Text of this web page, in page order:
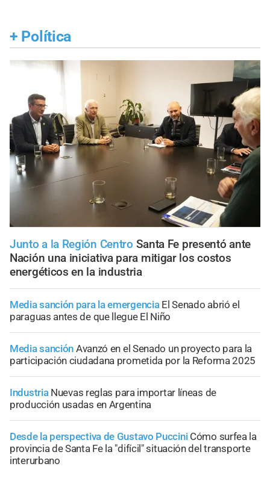
+ Política
Junto a la Región Centro Santa Fe presentó ante
Nación una iniciativa para mitigar los costos
energéticos en la industria
Media sanción para la emergencia El Senado abrió el
paraguas antes de que llegue El Niño
Media sanción Avanzó en el Senado un proyecto para la
participación ciudadana prometida por la Reforma 2025
Industria Nuevas reglas para importar líneas de
producción usadas en Argentina
Desde la perspectiva de Gustavo Puccini Cómo surfea la
provincia de Santa Fe la "difícil" situación del transporte
interurbano